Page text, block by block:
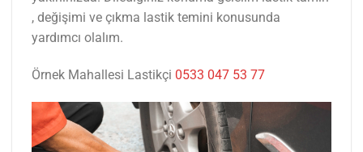
, değişimi ve çıkma lastik temini konusunda
yardımcı olalım.
Örnek Mahallesi Lastikçi 0533 047 53 77